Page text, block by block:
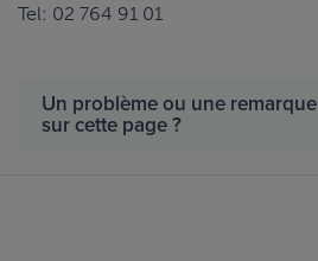
Tel: 02 764 91 01
Un problème ou une remarque
sur cette page ?